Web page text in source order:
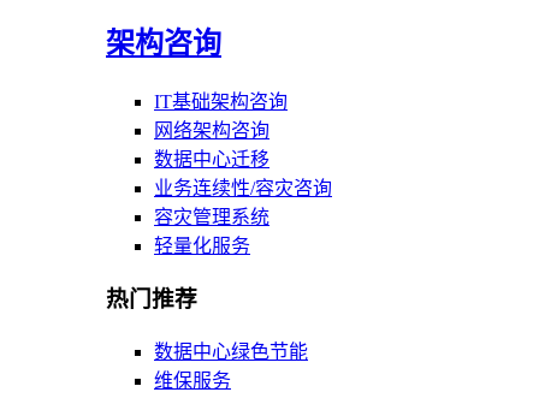
架构咨询
IT基础架构咨询
网络架构咨询
数据中心迁移
业务连续性/容灾咨询
容灾管理系统
轻量化服务
热门推荐
数据中心绿色节能
维保服务